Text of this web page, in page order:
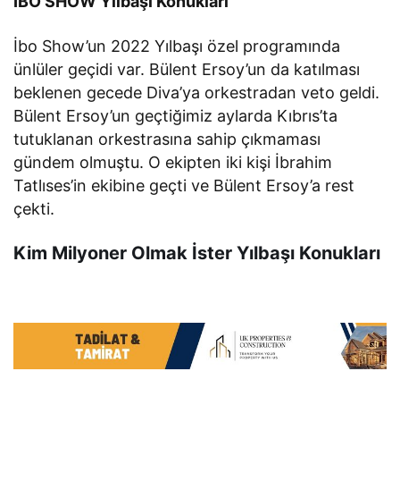
İbo Show’un 2022 Yılbaşı özel programında
ünlüler geçidi var. Bülent Ersoy’un da katılması
beklenen gecede Diva’ya orkestradan veto geldi.
Bülent Ersoy’un geçtiğimiz aylarda Kıbrıs’ta
tutuklanan orkestrasına sahip çıkmaması
gündem olmuştu. O ekipten iki kişi İbrahim
Tatlıses’in ekibine geçti ve Bülent Ersoy’a rest
çekti.
Kim Milyoner Olmak İster Yılbaşı Konukları